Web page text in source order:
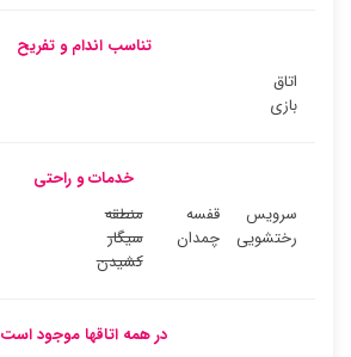
تناسب اندام و تفریح
اتاق
بازی
خدمات و راحتی
سرویس
رختشویی
قفسه
چمدان
منطقه
سیگار
کشیدن
در همه اتاقها موجود است